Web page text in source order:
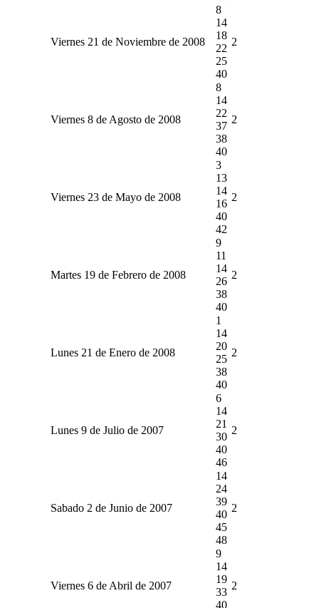
Viernes 21 de Noviembre de 2008
8
14
18
22
25
40
2
Viernes 8 de Agosto de 2008
8
14
22
37
38
40
2
Viernes 23 de Mayo de 2008
3
13
14
16
40
42
2
Martes 19 de Febrero de 2008
9
11
14
26
38
40
2
Lunes 21 de Enero de 2008
1
14
20
25
38
40
2
Lunes 9 de Julio de 2007
6
14
21
30
40
46
2
Sabado 2 de Junio de 2007
14
24
39
40
45
48
2
Viernes 6 de Abril de 2007
9
14
19
33
40
2